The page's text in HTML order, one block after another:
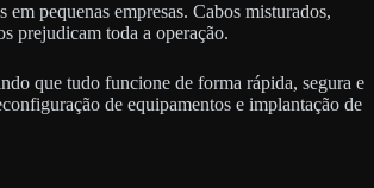
pequenas empresas. Cabos misturados,
prejudicam toda a operação.
que tudo funcione de forma rápida, segura e
de equipamentos e implantação de